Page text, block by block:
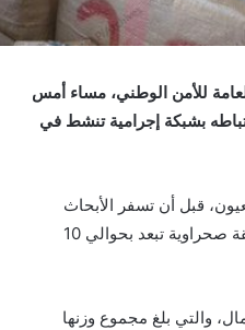
للأمن الوطني، مساء أمس
بشبكة إجرامية تنشط في
قبل أن تسفر الأبحاث
والتحريات المنجزة في هذه القضية عن تحديد مكان إخفاء شحنة من المخدرات بمنطقة صحراوية تبعد بحوالي 10
تحت الرمال، والتي بلغ مجموع وزنها